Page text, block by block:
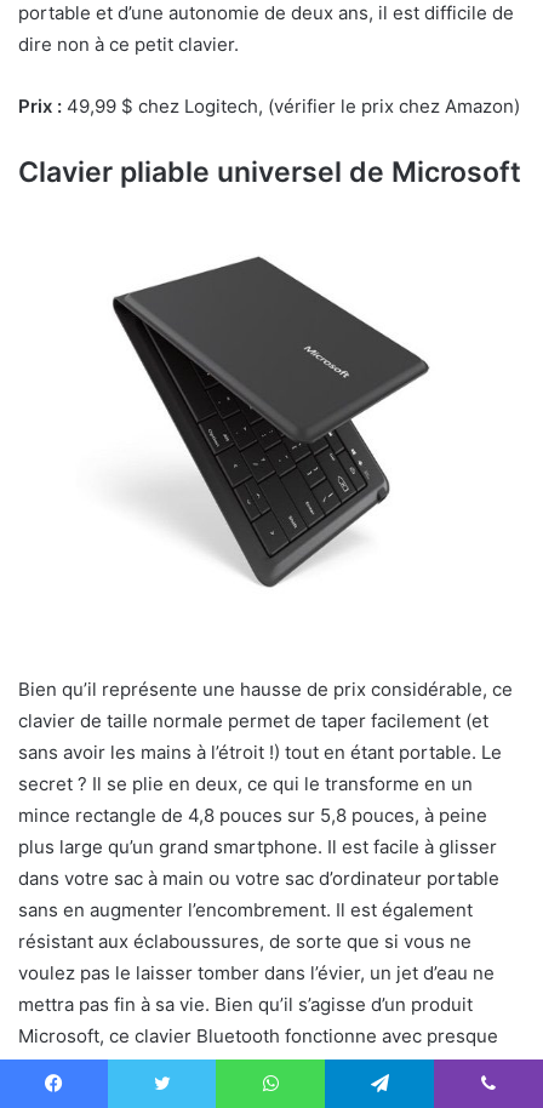
portable et d’une autonomie de deux ans, il est difficile de
dire non à ce petit clavier.
Prix : 49,99 $ chez Logitech, (vérifier le prix chez Amazon)
Clavier pliable universel de Microsoft
Bien qu’il représente une hausse de prix considérable, ce
clavier de taille normale permet de taper facilement (et
sans avoir les mains à l’étroit !) tout en étant portable. Le
secret ? Il se plie en deux, ce qui le transforme en un
mince rectangle de 4,8 pouces sur 5,8 pouces, à peine
plus large qu’un grand smartphone. Il est facile à glisser
dans votre sac à main ou votre sac d’ordinateur portable
sans en augmenter l’encombrement. Il est également
résistant aux éclaboussures, de sorte que si vous ne
voulez pas le laisser tomber dans l’évier, un jet d’eau ne
mettra pas fin à sa vie. Bien qu’il s’agisse d’un produit
Microsoft, ce clavier Bluetooth fonctionne avec presque
tous les appareils Bluetooth, y compris la plupart des
smartphones et des tablettes.